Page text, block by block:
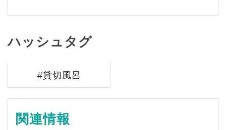
ハッシュタグ
#貸切風呂
関連情報